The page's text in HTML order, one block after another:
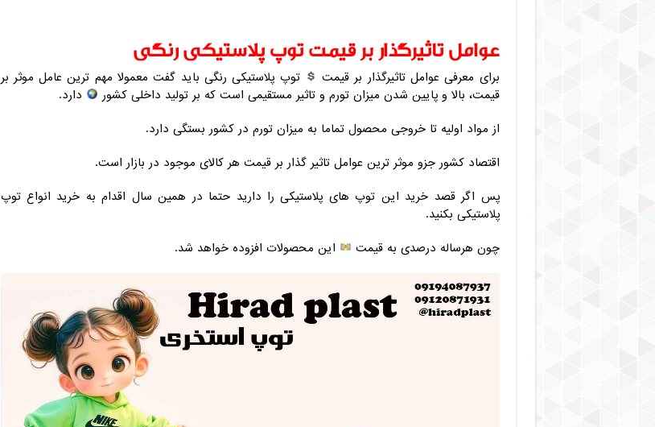
عوامل تاثیرگذار بر قیمت توپ پلاستیکی رنگی
برای معرفی عوامل تاثیرگذار بر قیمت
توپ پلاستیکی رنگی باید گفت معمولا مهم ترین عامل موثر بر
قیمت، بالا و پایین شدن میزان تورم و تاثیر مستقیمی است که بر تولید داخلی کشور
دارد.
از مواد اولیه تا خروجی محصول تماما به میزان تورم در کشور بستگی دارد.
اقتصاد کشور جزو موثر ترین عوامل تاثیر گذار بر قیمت هر کالای موجود در بازار است.
پس اگر قصد خرید این توپ های پلاستیکی را دارید حتما در همین سال اقدام به خرید انواع توپ
پلاستیکی بکنید.
چون هرساله درصدی به قیمت
این محصولات افزوده خواهد شد.